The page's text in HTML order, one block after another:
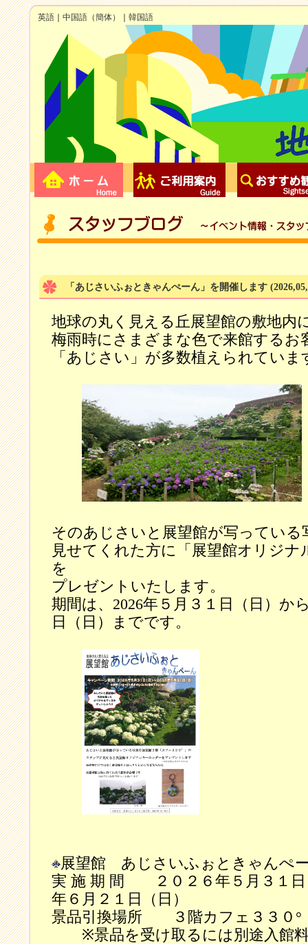
英語 中国語（簡体） 韓国語
「あじさいふぉときゃんぺーん」を開催します
地球の丸く見える丘展望館の敷地内
梅雨時にさまざまな色で来館するお
「あじさい」が多数植えられていま
そのあじさいと展望館が写っている
見せてくれた方に「展望館オリジナ
を
プレゼントいたします。
期間は、2026年５月３１日（日）か
日（日）までです。
展望館 あじさいふぉときゃんぺ
実 施 期 間 ２０２６年５月３１日
年６月２１日（日）
景品引換場所 ３階カフェ３３０°
※景品を受け取るには別途入館